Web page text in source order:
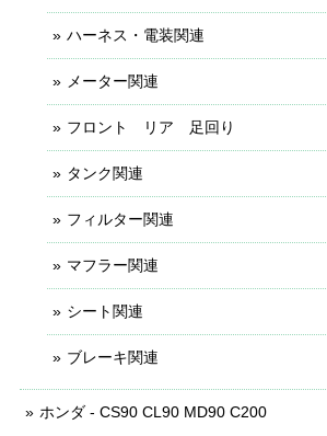
ハーネス・電装関連
メーター関連
フロント リア 足回り
タンク関連
フィルター関連
マフラー関連
シート関連
ブレーキ関連
ホンダ - CS90 CL90 MD90 C200